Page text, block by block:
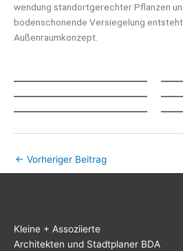
wen­dung stand­ort­ge­rech­ter Pflan­zen
boden­scho­nen­de Ver­sie­ge­lung
Außenraumkonzept.
← Vorheriger Beitrag
Klei­ne + Assoziierte
Archi­tek­ten und Stadt­pla­ner BDA